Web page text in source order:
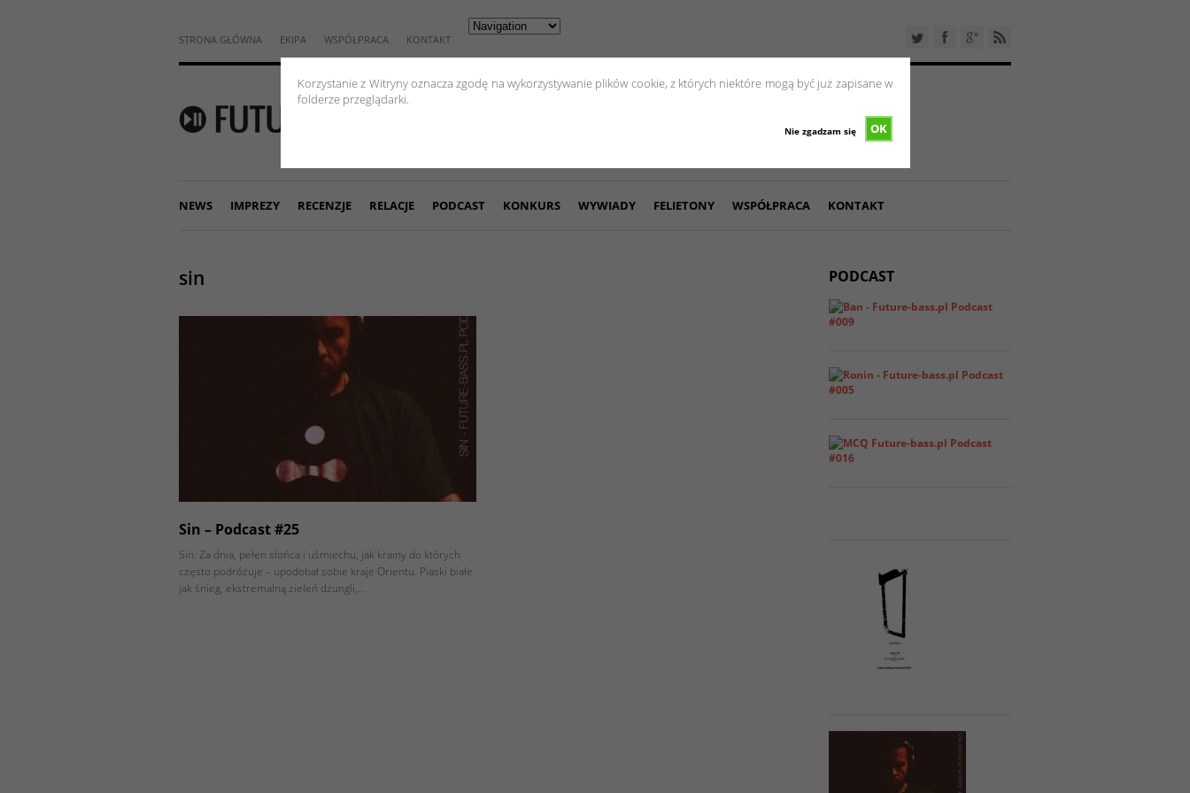
Korzystanie z Witryny oznacza zgodę na wykorzystywanie plików cookie, z których niektóre mogą być już zapisane w
folderze przeglądarki.
OK
Nie zgadzam się
STRONA GŁÓWNA EKIPA WSPÓŁPRACA KONTAKT
NEWS IMPREZY RECENZJE RELACJE PODCAST KONKURS WYWIADY FELIETONY WSPÓŁPRACA KONTAKT
sin
Sin – Podcast #25
Sin. Za dnia, pełen słońca i uśmiechu, jak krainy do których
często podróżuje – upodobał sobie kraje Orientu. Piaski białe
jak śnieg, ekstremalną zieleń dżungli,…
PODCAST